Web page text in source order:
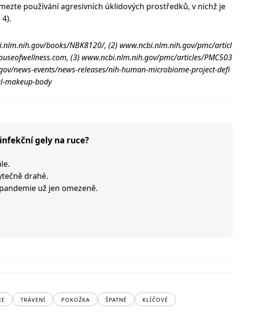
používání agresivních úklidových prostředků, v nichž je
books/NBK8120/, (2) www.ncbi.nlm.nih.gov/pmc/articl
(3) www.ncbi.nlm.nih.gov/pmc/articles/PMC503
news-events/news-releases/nih-human-microbiome-project-defi
makeup-body
gely na ruce?
drahé.
už jen omezeně.
TRÁVENÍ POKOŽKA ŠPATNÉ KLÍČOVÉ